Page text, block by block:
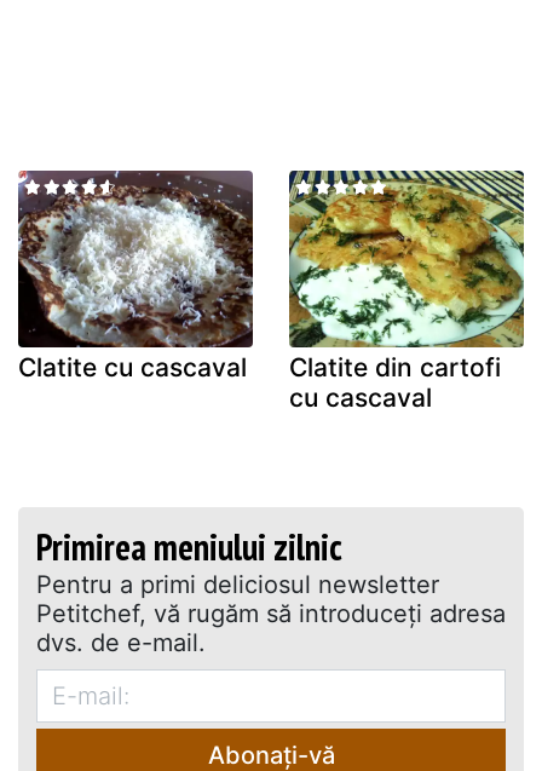
Clatite cu cascaval
Clatite din cartofi
cu cascaval
Primirea meniului zilnic
Pentru a primi deliciosul newsletter
Petitchef, vă rugăm să introduceţi adresa
dvs. de e-mail.
Abonați-vă